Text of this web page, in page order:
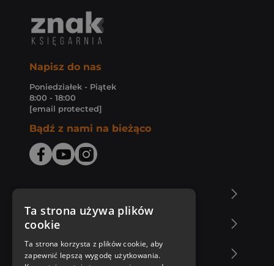
Napisz do nas
Poniedziałek - Piątek
8:00 - 18:00
[email protected]
Bądź z nami na bieżąco
Zakupy u nas
Nasza oferta
Ta strona używa plików
cookie
Ta strona korzysta z plików cookie, aby
zapewnić lepszą wygodę użytkowania.